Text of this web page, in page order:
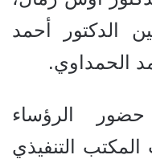
الدكتور أحمد
الحمداوي.
الرؤساء
المكتب التنفيذي